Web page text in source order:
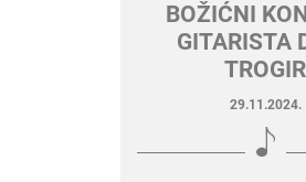
BOŽIĆNI
GITARISTA
TROGIR
29.11.2024.